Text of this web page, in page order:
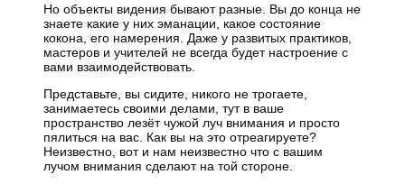
Но объекты видения бывают разные. Вы до конца не
знаете какие у них эманации, какое состояние
кокона, его намерения. Даже у развитых практиков,
мастеров и учителей не всегда будет настроение с
вами взаимодействовать.
Представьте, вы сидите, никого не трогаете,
занимаетесь своими делами, тут в ваше
пространство лезёт чужой луч внимания и просто
пялиться на вас. Как вы на это отреагируете?
Неизвестно, вот и нам неизвестно что с вашим
лучом внимания сделают на той стороне.